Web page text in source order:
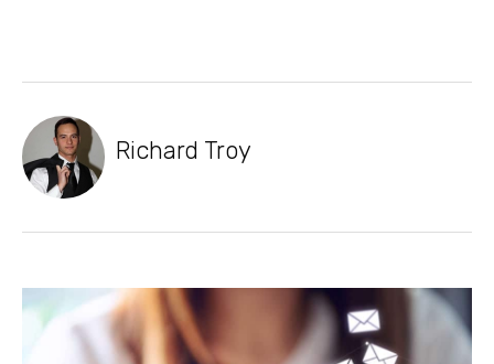
Richard Troy